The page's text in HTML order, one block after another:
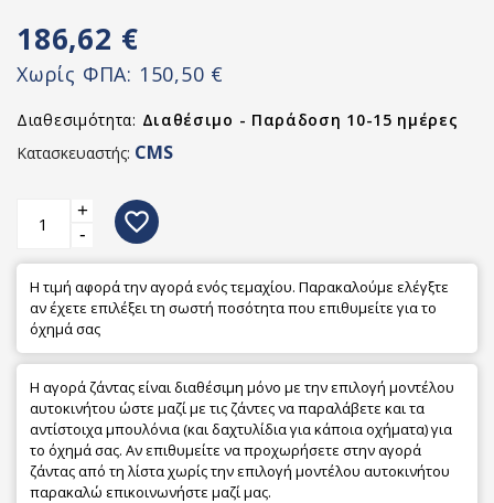
186,62 €
Χωρίς ΦΠΑ: 150,50 €
Διαθεσιμότητα: Διαθέσιμο - Παράδοση 10-15 ημέρες
Κατασκευαστής: CMS
+
-
favorite_border
Η τιμή αφορά την αγορά ενός τεμαχίου. Παρακαλούμε ελέγξτε
αν έχετε επιλέξει τη σωστή ποσότητα που επιθυμείτε για το
όχημά σας
Η αγορά ζάντας είναι διαθέσιμη μόνο με την επιλογή μοντέλου
αυτοκινήτου ώστε μαζί με τις ζάντες να παραλάβετε και τα
αντίστοιχα μπουλόνια (και δαχτυλίδια για κάποια οχήματα) για
το όχημά σας. Αν επιθυμείτε να προχωρήσετε στην αγορά
ζάντας από τη λίστα χωρίς την επιλογή μοντέλου αυτοκινήτου
παρακαλώ επικοινωνήστε μαζί μας.